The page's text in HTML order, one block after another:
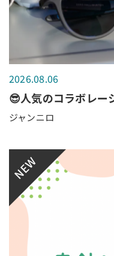
2026.08.06
😎人気のコラボレー
ジャンニロ
NEW